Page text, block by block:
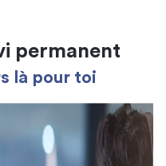
permanent
là pour toi